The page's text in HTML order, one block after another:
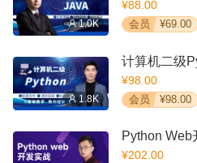
1.0K
¥88.00
会员 ¥69.00
1.8K
计算机二级
¥98.00
会员 ¥98.00
Python Web
¥202.00